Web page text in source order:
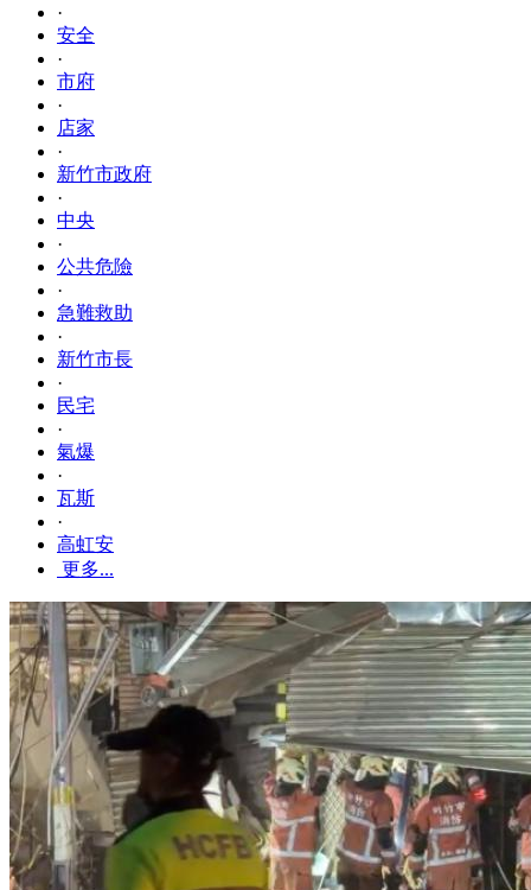
·
安全
·
市府
·
店家
·
新竹市政府
·
中央
·
公共危險
·
急難救助
·
新竹市長
·
民宅
·
氣爆
·
瓦斯
·
高虹安
更多...